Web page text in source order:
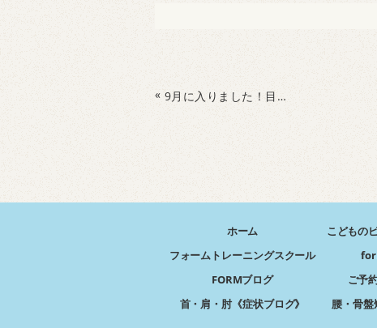
« 9月に入りました！目標を立てて元気に生活しましょう
ホーム こどもの
フォームトレーニングスクール
FORMブログ
ご予
首・肩・肘《症状ブログ》
腰・骨盤